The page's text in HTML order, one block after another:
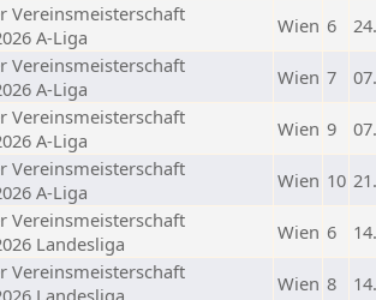
Vereinsmeisterschaft
A-Liga
Wien 6
Vereinsmeisterschaft
A-Liga
Wien 7
Vereinsmeisterschaft
A-Liga
Wien 9
Vereinsmeisterschaft
A-Liga
Wien 10
Vereinsmeisterschaft
Landesliga
Wien 6
Vereinsmeisterschaft
Landesliga
Wien 8